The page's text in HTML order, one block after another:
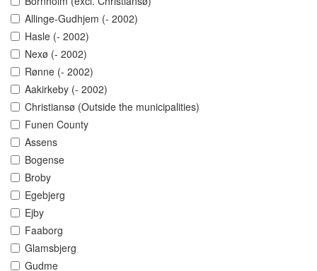
Allinge-Gudhjem (- 2002)
Hasle (- 2002)
Nexø (- 2002)
Rønne (- 2002)
Aakirkeby (- 2002)
Christiansø (Outside the municipalities)
Funen County
Assens
Bogense
Broby
Egebjerg
Ejby
Faaborg
Glamsbjerg
Gudme